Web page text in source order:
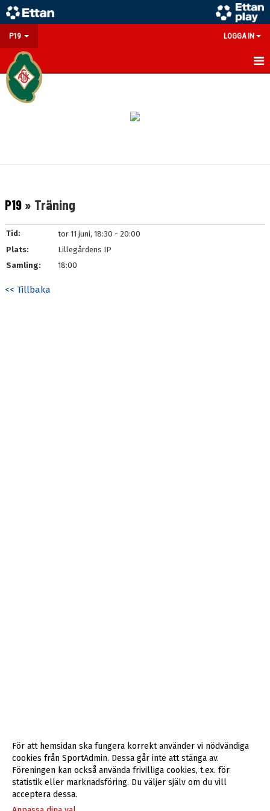
P19 LOGGA IN
HEM
KONTAKT
P19 » Träning
Tid:
tor 11 juni, 18:30 - 20:00
Plats:
Lillegårdens IP
Samling:
18:00
<< Tillbaka
För att hemsidan ska fungera korrekt använder vi nödvändiga
cookies från SportAdmin. Dessa går inte att stänga av.
Föreningen kan också använda frivilliga cookies, t.ex. för
statistik eller marknadsföring. Du väljer själv om du vill
acceptera dessa.